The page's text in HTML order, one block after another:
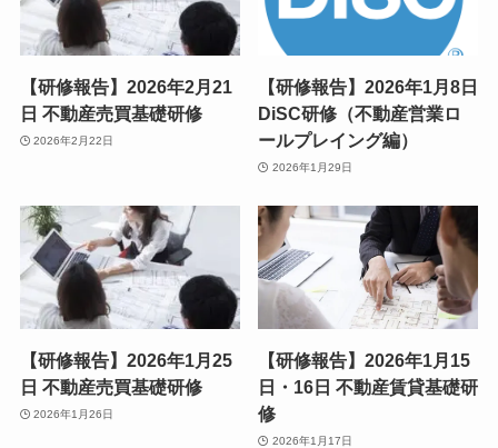
【研修報告】2026年2月21
日 不動産売買基礎研修
2026年2月22日
【研修報告】2026年1月8日
DiSC研修（不動産営業ロ
ールプレイング編）
2026年1月29日
【研修報告】2026年1月25
日 不動産売買基礎研修
2026年1月26日
【研修報告】2026年1月15
日・16日 不動産賃貸基礎研
修
2026年1月17日